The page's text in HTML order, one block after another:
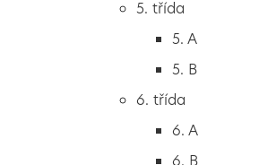
2. B
3. A
5. třída
5. A
5. B
6. třída
6. A